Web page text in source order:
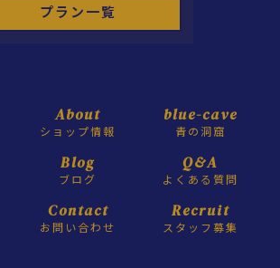
プラン一覧
About
ショップ情報
blue-cave
青の洞窟
Blog
ブログ
Q&A
よくある質問
Contact
お問い合わせ
Recruit
スタッフ募集